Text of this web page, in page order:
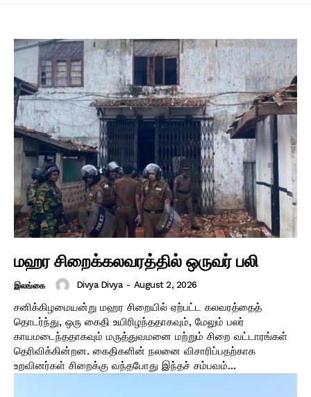
மஹர சிறைக்கலவரத்தில் ஒருவர் பலி
இலங்கை Divya Divya - August 2, 2026
சனிக்கிழமையன்று மஹர சிறையில் ஏற்பட்ட கலவரத்தைத்
தொடர்ந்து, ஒரு கைதி உயிரிழந்ததாகவும், மேலும் பலர்
காயமடைந்ததாகவும் மருத்துவமனை மற்றும் சிறை வட்டாரங்கள்
தெரிவிக்கின்றன. கைதிகளின் நலனை விசாரிப்பதற்காக
உறவினர்கள் சிறைக்கு வந்தபோது இந்தச் சம்பவம்...